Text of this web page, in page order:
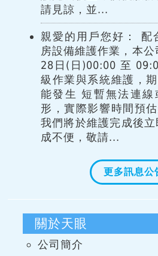
請見諒，並...
親愛的用戶您好： 配
房設備維護作業，本
28日(日)00:00 至
級作業與系統維護，
能發生 短暫無法連線
形，實際影響時間預
我們將於維護完成後
成不便，敬請...
更多訊息公
關於天眼
公司簡介